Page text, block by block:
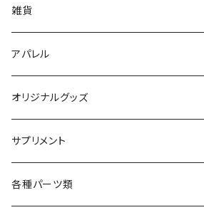
ランタン関連
ケース類
食器類
オイルランプ
オイル
クーラー・ジャグ
雑貨
キッズ向け
ステッカー
アパレル
Tシャツ
帽子類
アウター系
オリジナルグッズ
ステッカー
食器類
サプリメント
各種パーツ類